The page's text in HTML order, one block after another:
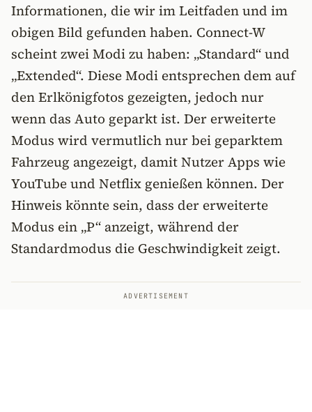
Informationen, die wir im Leitfaden und im
obigen Bild gefunden haben. Connect-W
scheint zwei Modi zu haben: „Standard“ und
„Extended“. Diese Modi entsprechen dem auf
den Erlkönigfotos gezeigten, jedoch nur
wenn das Auto geparkt ist. Der erweiterte
Modus wird vermutlich nur bei geparktem
Fahrzeug angezeigt, damit Nutzer Apps wie
YouTube und Netflix genießen können. Der
Hinweis könnte sein, dass der erweiterte
Modus ein „P“ anzeigt, während der
Standardmodus die Geschwindigkeit zeigt.
ADVERTISEMENT